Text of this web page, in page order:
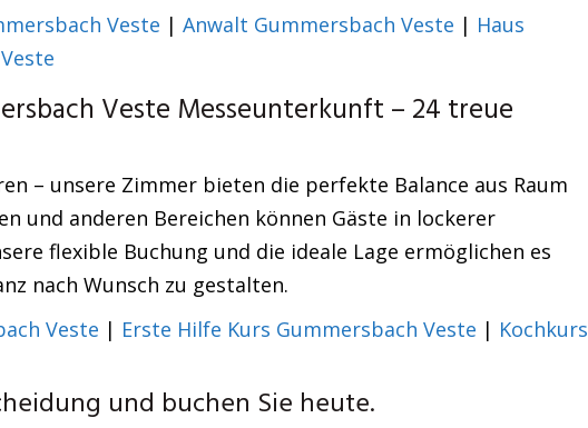
Veste | Anwalt Gummersbach Veste | Haus
Veste Messeunterkunft – 24 treue
– unsere Zimmer bieten die perfekte Balance aus Raum
und anderen Bereichen können Gäste in lockerer
flexible Buchung und die ideale Lage ermöglichen es
nach Wunsch zu gestalten.
Veste | Erste Hilfe Kurs Gummersbach Veste | Kochkurs
und buchen Sie heute.